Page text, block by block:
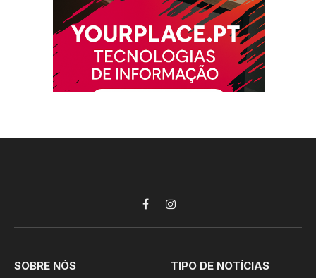
FacebookInstagram
SOBRE NÓS TIPO DE NOTÍCIAS